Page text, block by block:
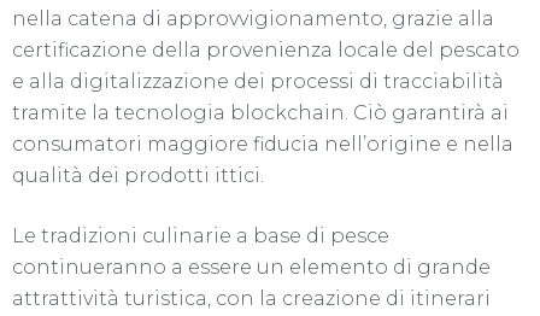
nella catena di approvvigionamento, grazie alla
certificazione della provenienza locale del pescato
e alla digitalizzazione dei processi di tracciabilità
tramite la tecnologia blockchain. Ciò garantirà ai
consumatori maggiore fiducia nell’origine e nella
qualità dei prodotti ittici.
Le tradizioni culinarie a base di pesce
continueranno a essere un elemento di grande
attrattività turistica, con la creazione di itinerari